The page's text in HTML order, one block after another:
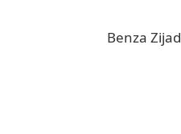
Benza Zijad